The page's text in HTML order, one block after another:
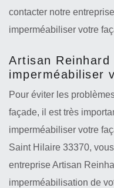
contacter notre
imperméabiliser votre
Artisan
imperméabiliser
Pour éviter les
façade, il est très
imperméabiliser votre
Saint Hilaire 33370,
entreprise Artisan
imperméabilisation de